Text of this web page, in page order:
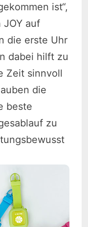
ist“,
JOY auf
die erste Uhr
dabei hilft zu
Zeit sinnvoll
die
beste
zu